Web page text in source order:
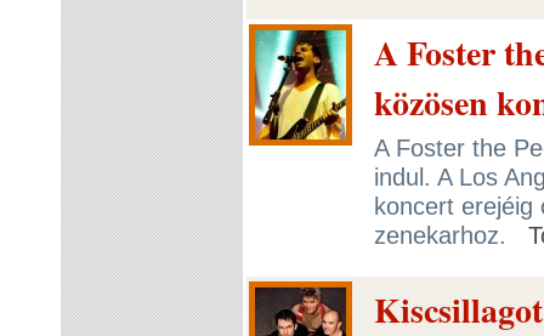
A Foster
közösen
A Foster the
indul. A Los
koncert erejéig
zenekarhoz.